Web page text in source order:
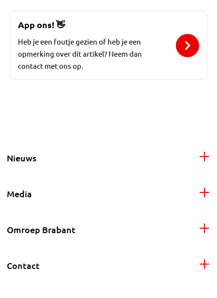
App ons!👋
Heb je een foutje gezien of heb je een
opmerking over dit artikel? Neem dan
contact met ons op.
Nieuws
Media
Omroep Brabant
Contact